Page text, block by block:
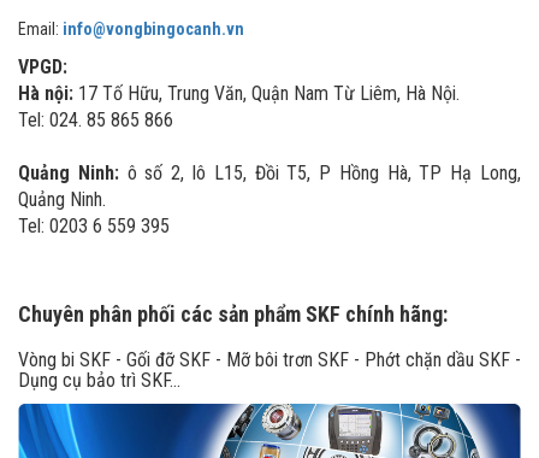
Email: info@vongbingocanh.vn
VPGD:
Hà nội: 17 Tố Hữu, Trung Văn, Quận Nam Từ Liêm, Hà Nội.
Tel: 024. 85 865 866
Quảng Ninh:ô số 2, lô L15, Đồi T5, P Hồng Hà, TP Hạ Long,
Quảng Ninh.
Tel: 0203 6 559 395
Chuyên phân phối các sản phẩm SKF chính hãng:
Vòng bi SKF - Gối đỡ SKF - Mỡ bôi trơn SKF - Phớt chặn dầu SKF -
Dụng cụ bảo trì SKF...